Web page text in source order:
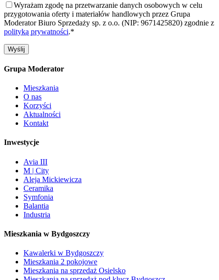
Wyrażam zgodę na przetwarzanie danych osobowych w celu
przygotowania oferty i materiałów handlowych przez Grupa
Moderator Biuro Sprzedaży sp. z o.o. (NIP: 9671425820) zgodnie z
polityką prywatności.*
Grupa Moderator
Mieszkania
O nas
Korzyści
Aktualności
Kontakt
Inwestycje
Avia III
M | City
Aleja Mickiewicza
Ceramika
Symfonia
Balantia
Industria
Mieszkania w Bydgoszczy
Kawalerki w Bydgoszczy
Mieszkania 2 pokojowe
Mieszkania na sprzedaż Osielsko